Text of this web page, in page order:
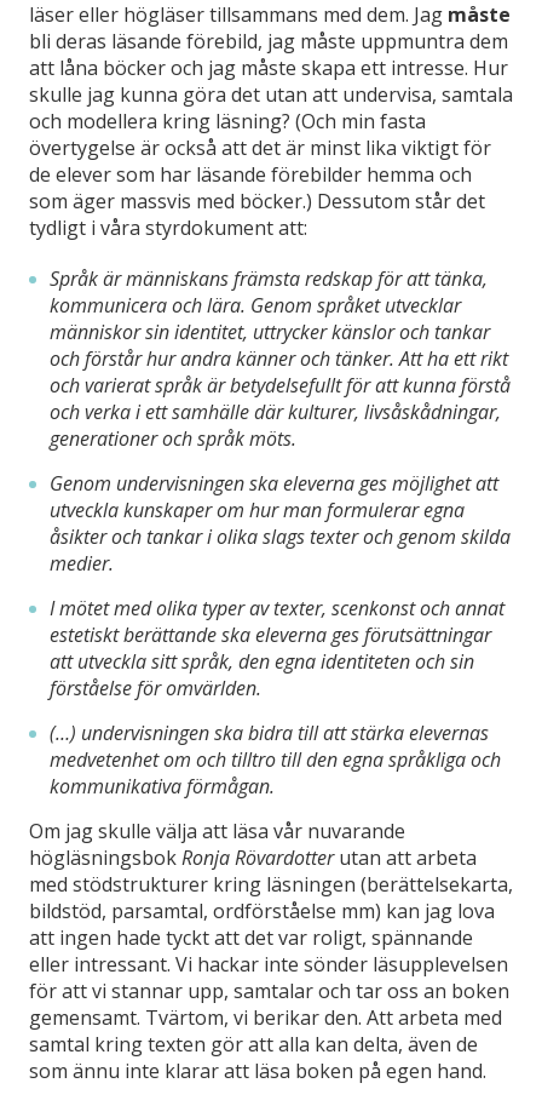
läser eller högläser tillsammans med dem. Jag måste
bli deras läsande förebild, jag måste uppmuntra dem
att låna böcker och jag måste skapa ett intresse. Hur
skulle jag kunna göra det utan att undervisa, samtala
och modellera kring läsning? (Och min fasta
övertygelse är också att det är minst lika viktigt för
de elever som har läsande förebilder hemma och
som äger massvis med böcker.) Dessutom står det
tydligt i våra styrdokument att:
Språk är människans främsta redskap för att tänka,
kommunicera och lära. Genom språket utvecklar
människor sin identitet, uttrycker känslor och tankar
och förstår hur andra känner och tänker. Att ha ett rikt
och varierat språk är betydelsefullt för att kunna förstå
och verka i ett samhälle där kulturer, livsåskådningar,
generationer och språk möts.
Genom undervisningen ska eleverna ges möjlighet att
utveckla kunskaper om hur man formulerar egna
åsikter och tankar i olika slags texter och genom skilda
medier.
I mötet med olika typer av texter, scenkonst och annat
estetiskt berättande ska eleverna ges förutsättningar
att utveckla sitt språk, den egna identiteten och sin
förståelse för omvärlden.
(…) undervisningen ska bidra till att stärka elevernas
medvetenhet om och tilltro till den egna språkliga och
kommunikativa förmågan.
Om jag skulle välja att läsa vår nuvarande
högläsningsbokRonja Rövardotterutan att arbeta
med stödstrukturer kring läsningen (berättelsekarta,
bildstöd, parsamtal, ordförståelse mm) kan jag lova
att ingen hade tyckt att det var roligt, spännande
eller intressant. Vi hackar inte sönder läsupplevelsen
för att vi stannar upp, samtalar och tar oss an boken
gemensamt. Tvärtom, vi berikar den. Att arbeta med
samtal kring texten gör att alla kan delta, även de
som ännu inte klarar att läsa boken på egen hand.